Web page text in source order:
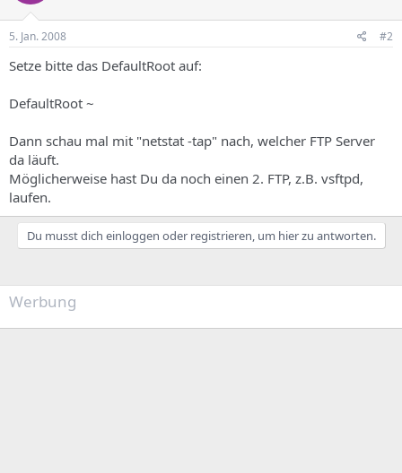
5. Jan. 2008 #2
Setze bitte das DefaultRoot auf:
DefaultRoot ~
Dann schau mal mit "netstat -tap" nach, welcher FTP Server
da läuft.
Möglicherweise hast Du da noch einen 2. FTP, z.B. vsftpd,
laufen.
Du musst dich einloggen oder registrieren, um hier zu antworten.
Werbung